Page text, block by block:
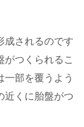
成されるのです
がつくられるこ
一部を覆うよう
近くに胎盤がつ